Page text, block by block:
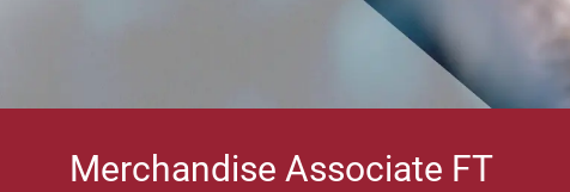
Merchandise Associate FT